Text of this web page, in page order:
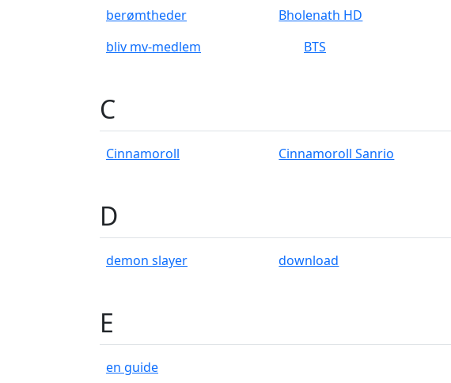
berømtheder Bholenath HD
bliv mv-medlem
BTS
C
Cinnamoroll Cinnamoroll Sanrio
D
demon slayer download
E
en guide